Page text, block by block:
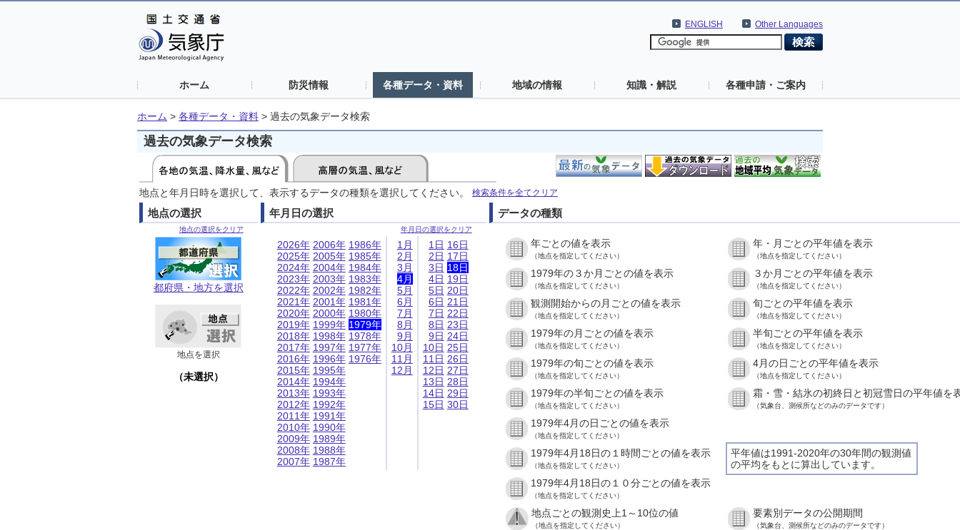
Other Languages
ENGLISH
ホーム 防災情報 各種データ・資料 地域の情報 知識・解説 各種申請・ご案内
ホーム > 各種データ・資料 > 過去の気象データ検索
過去の気象データ検索
地点と年月日時を選択して、表示するデータの種類を選択してください。 検索条件を全てクリア
地点の選択
地点の選択をクリア
都府県・地方を選択
地点を選択
（未選択）
年月日の選択
年月日の選択をクリア
2026年
2025年
2024年
2023年
2022年
2021年
2020年
2019年
2018年
2017年
2016年
2015年
2014年
2013年
2012年
2011年
2010年
2009年
2008年
2007年
2006年
2005年
2004年
2003年
2002年
2001年
2000年
1999年
1998年
1997年
1996年
1995年
1994年
1993年
1992年
1991年
1990年
1989年
1988年
1987年
1986年
1985年
1984年
1983年
1982年
1981年
1980年
1979年
1978年
1977年
1976年
1月
2月
3月
4月
5月
6月
7月
8月
9月
10月
11月
12月
1日
2日
3日
4日
5日
6日
7日
8日
9日
10日
11日
12日
13日
14日
15日
16日
17日
18日
19日
20日
21日
22日
23日
24日
25日
26日
27日
28日
29日
30日
データの種類
年ごとの値を表示
（地点を指定してください）
年・月ごとの平年値を表示
（地点を指定してください）
1979年の３か月ごとの値を表示
（地点を指定してください）
３か月ごとの平年値を表示
（地点を指定してください）
観測開始からの月ごとの値を表示
（地点を指定してください）
旬ごとの平年値を表示
（地点を指定してください）
1979年の月ごとの値を表示
（地点を指定してください）
半旬ごとの平年値を表示
（地点を指定してください）
1979年の旬ごとの値を表示
（地点を指定してください）
4月の日ごとの平年値を表示
（地点を指定してください）
1979年の半旬ごとの値を表示
（地点を指定してください）
霜・雪・結氷の初終日と初冠雪日の平年値を
（気象台、測候所などのみのデータです）
1979年4月の日ごとの値を表示
（地点を指定してください）
平年値は1991-2020年の30年間の観測値
の平均をもとに算出しています。
1979年4月18日の１時間ごとの値を表示
（地点を指定してください）
1979年4月18日の１０分ごとの値を表示
（地点を指定してください）
地点ごとの観測史上1～10位の値
（地点を指定してください）
要素別データの公開期間
（気象台、測候所などのみのデータです）